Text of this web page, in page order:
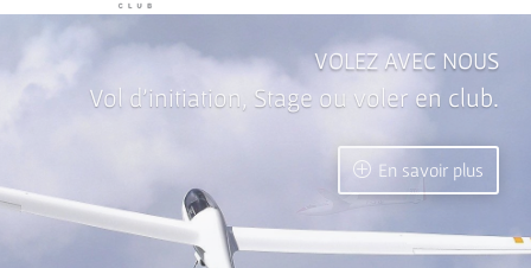
DEVENIR PILOTE DE PLANEUR
Forfait laché …
En savoir plus